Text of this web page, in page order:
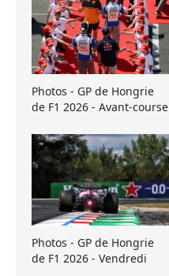
Photos - GP de Hongrie
de F1 2026 - Avant-course
Photos - GP de Hongrie
de F1 2026 - Vendredi